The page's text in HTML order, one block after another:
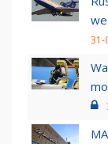
31-